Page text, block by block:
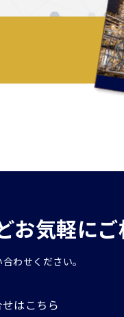
気軽にご
わせください。
はこちら